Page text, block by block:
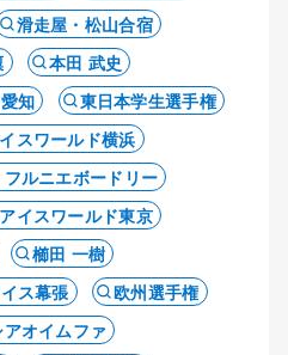
滑走屋・松山合宿
本田 武史
知
東日本学生選手権
スワールド横浜
フルニエボードリー
イスワールド東京
櫛田 一樹
ス幕張
欧州選手権
オイムファ